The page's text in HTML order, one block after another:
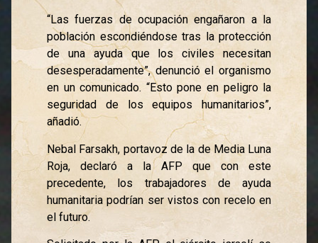
“Las fuerzas de ocupación engañaron a la
población escondiéndose tras la protección
de una ayuda que los civiles necesitan
desesperadamente”, denunció el organismo
en un comunicado. “Esto pone en peligro la
seguridad de los equipos humanitarios”,
añadió.
Nebal Farsakh, portavoz de la de Media Luna
Roja, declaró a la AFP que con este
precedente, los trabajadores de ayuda
humanitaria podrían ser vistos con recelo en
el futuro.